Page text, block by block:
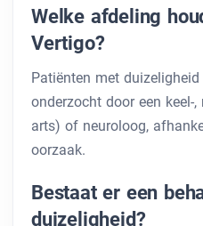
Welke afdeling
Vertigo?
Patiënten met
onderzocht door een keel-,
arts) of neuroloog,
oorzaak.
Bestaat er een
duizeligheid?